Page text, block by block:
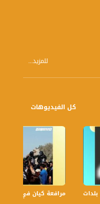
للمزيد...
كل الفيديوهات
مرافعة كيان في الولايات
والنقب،الكاملة،صباحنا